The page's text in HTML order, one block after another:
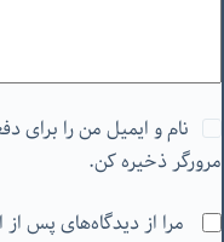
نام و ایمیل من را برای
مرورگر ذخیره کن.
مرا از دیدگاه‌های پس از